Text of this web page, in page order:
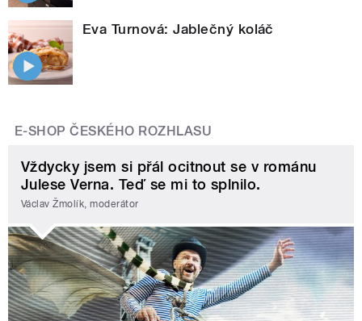
Eva Turnová: Jablečný koláč
E-SHOP ČESKÉHO ROZHLASU
Vždycky jsem si přál ocitnout se v románu
Julese Verna. Teď se mi to splnilo.
Václav Žmolík, moderátor